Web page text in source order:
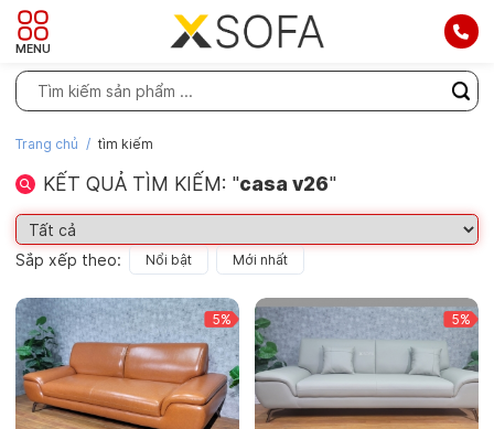
MENU
Trang chủ tìm kiếm
KẾT QUẢ TÌM KIẾM: "casa v26"
Sắp xếp theo: Nổi bật Mới nhất
5% 5%